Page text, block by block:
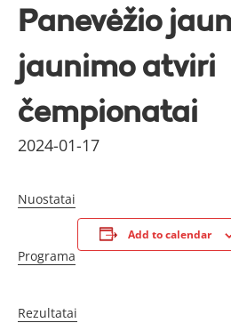
Panevėžio
jaunimo atviri
čempionatai
2024-01-17
Nuostatai
Programa
Rezultatai
Add to calendar